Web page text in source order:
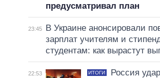
предусматривал план
23:45
В Украине анонсировали
зарплат учителям и
студентам: как вырастут
22:53 ИТОГИ
Россия